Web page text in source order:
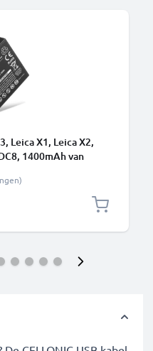
Leica X1, Leica X2,
1400mAh van